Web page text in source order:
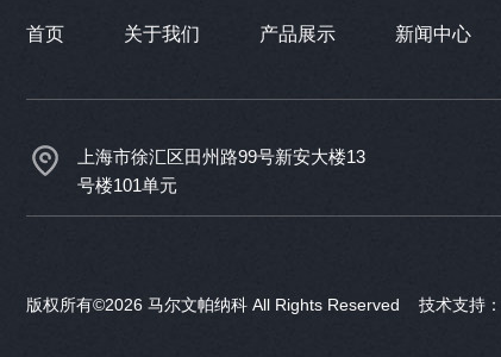
首页 关于我们 产品展示 新闻中心
上海市徐汇区田州路99号新安大楼13
号楼101单元
版权所有©2026 马尔文帕纳科 All Rights Reserved 技术支持：